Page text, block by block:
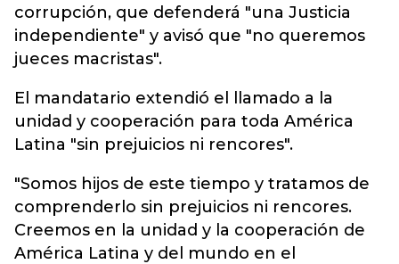
corrupción, que defenderá "una Justicia
independiente" y avisó que "no queremos
jueces macristas".
El mandatario extendió el llamado a la
unidad y cooperación para toda América
Latina "sin prejuicios ni rencores".
"Somos hijos de este tiempo y tratamos de
comprenderlo sin prejuicios ni rencores.
Creemos en la unidad y la cooperación de
América Latina y del mundo en el